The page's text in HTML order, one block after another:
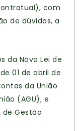
com
de dúvidas, a
da Nova Lei de
01 de abril de
da União
(AGU); e
Gestão